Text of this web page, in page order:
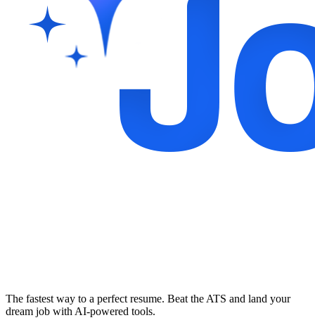
The fastest way to a perfect resume. Beat the ATS and land your
dream job with AI-powered tools.